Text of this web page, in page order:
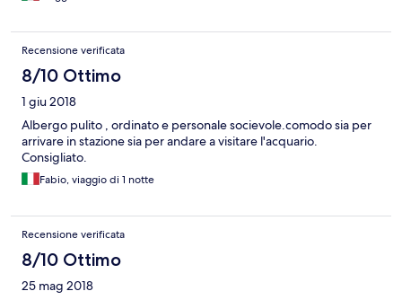
Recensione verificata
8/10 Ottimo
1 giu 2018
Albergo pulito , ordinato e personale socievole.comodo sia per
arrivare in stazione sia per andare a visitare l'acquario.
Consigliato.
Fabio, viaggio di 1 notte
Recensione verificata
8/10 Ottimo
25 mag 2018